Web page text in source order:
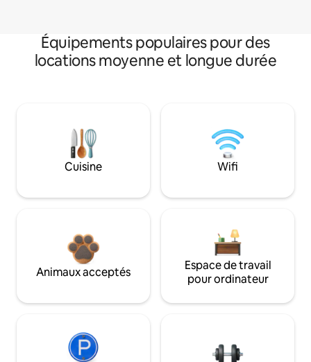
Équipements populaires pour des
locations moyenne et longue durée
Cuisine Wifi
Animaux acceptés
Espace de travail
pour ordinateur